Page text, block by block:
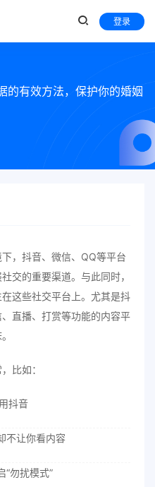
登录
的有效方法，保护你的婚姻
，抖音、微信、QQ等平台
交的重要渠道。与此同时，
这些社交平台上。尤其是抖
直播、打赏等功能的内容平
比如：
抖音
不让你看内容
“勿扰模式”